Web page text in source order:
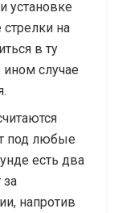
установке
на
в ту
ином случае
под любые
есть два
за
напротив